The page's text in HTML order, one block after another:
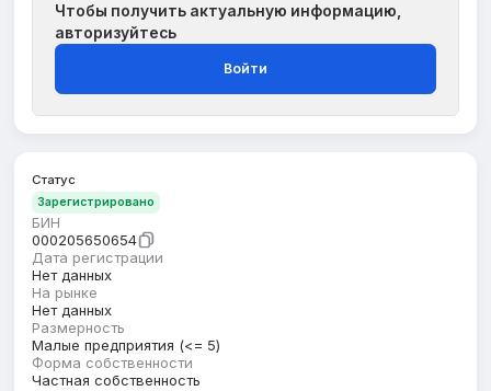
Чтобы получить актуальную информацию,
авторизуйтесь
Войти
Статус
Зарегистрировано
БИН
000205650654
Дата регистрации
Нет данных
На рынке
Нет данных
Размерность
Малые предприятия (<= 5)
Форма собственности
Частная собственность